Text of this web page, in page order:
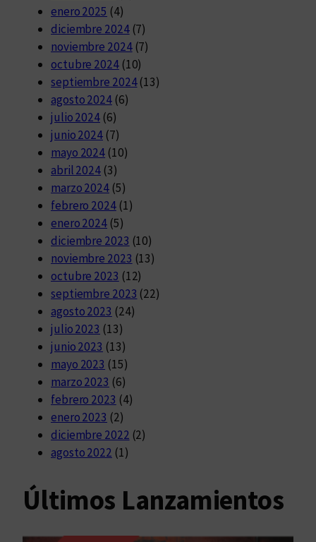
enero 2025 (4)
diciembre 2024(7)
noviembre 2024(7)
octubre 2024(10)
septiembre 2024(13)
agosto 2024(6)
julio 2024 (6)
junio 2024 (7)
mayo 2024 (10)
abril 2024 (3)
marzo 2024 (5)
febrero 2024(1)
enero 2024 (5)
diciembre 2023 (10)
noviembre 2023 (13)
octubre 2023 (12)
septiembre 2023 (22)
agosto 2023 (24)
julio 2023 (13)
junio 2023 (13)
mayo 2023 (15)
marzo 2023 (6)
febrero 2023 (4)
enero 2023 (2)
diciembre 2022 (2)
agosto 2022 (1)
Últimos Lanzamientos